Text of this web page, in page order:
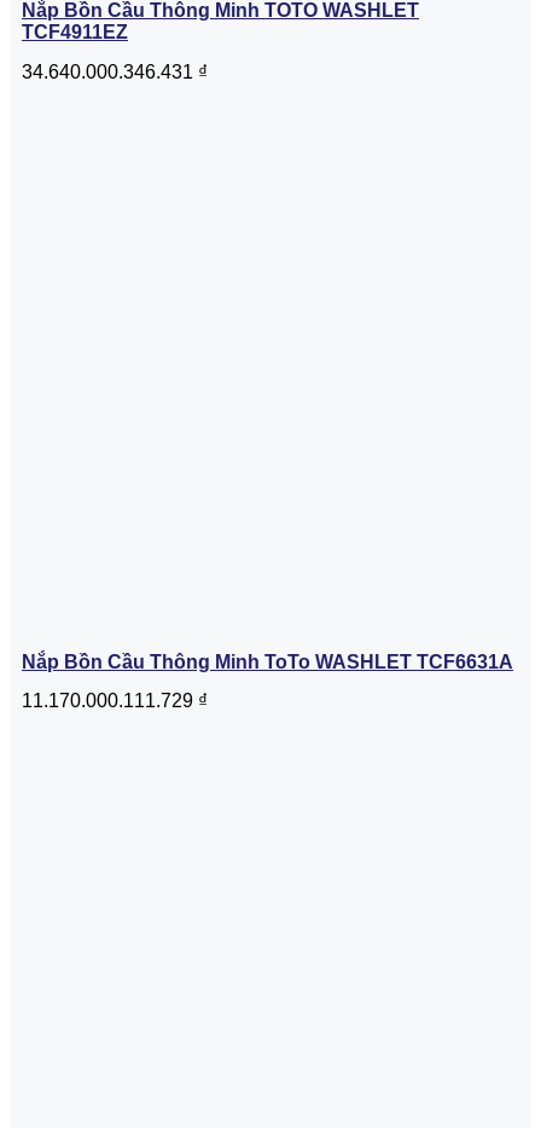
Nắp Bồn Cầu Thông Minh TOTO WASHLET
TCF4911EZ
34.640.000.346.431 ₫
Nắp Bồn Cầu Thông Minh ToTo WASHLET TCF6631A
11.170.000.111.729 ₫